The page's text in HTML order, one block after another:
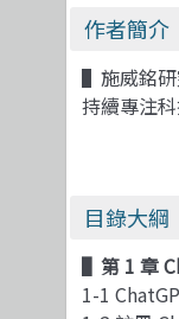
作者簡介
▌施威銘研
持續專注
目錄大綱
▌第 1 章
1-1